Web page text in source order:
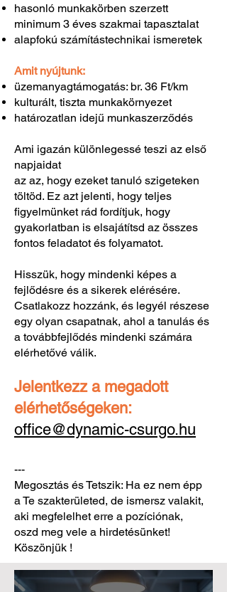
hasonló munkakörben szerzett
minimum 3 éves szakmai tapasztalat
alapfokú számítástechnikai ismeretek
Amit nyújtunk:
üzemanyagtámogatás: br. 36 Ft/km
kulturált, tiszta munkakörnyezet
határozatlan idejű munkaszerződés
Ami igazán különlegessé teszi az első
napjaidat
az az, hogy ezeket tanuló szigeteken
töltöd. Ez azt jelenti, hogy teljes
figyelmünket rád fordítjuk, hogy
gyakorlatban is elsajátítsd az összes
fontos feladatot és folyamatot.
Hisszük, hogy mindenki képes a
fejlődésre és a sikerek elérésére.
Csatlakozz hozzánk, és legyél részese
egy olyan csapatnak, ahol a tanulás és
a továbbfejlődés mindenki számára
elérhetővé válik.
Jelentkezz a megadott
elérhetőségeken:
office@dynamic-csurgo.hu
---
Megosztás és Tetszik: Ha ez nem épp
a Te szakterületed, de ismersz valakit,
aki megfelelhet erre a pozíciónak,
oszd meg vele a hirdetésünket!
Köszönjük !